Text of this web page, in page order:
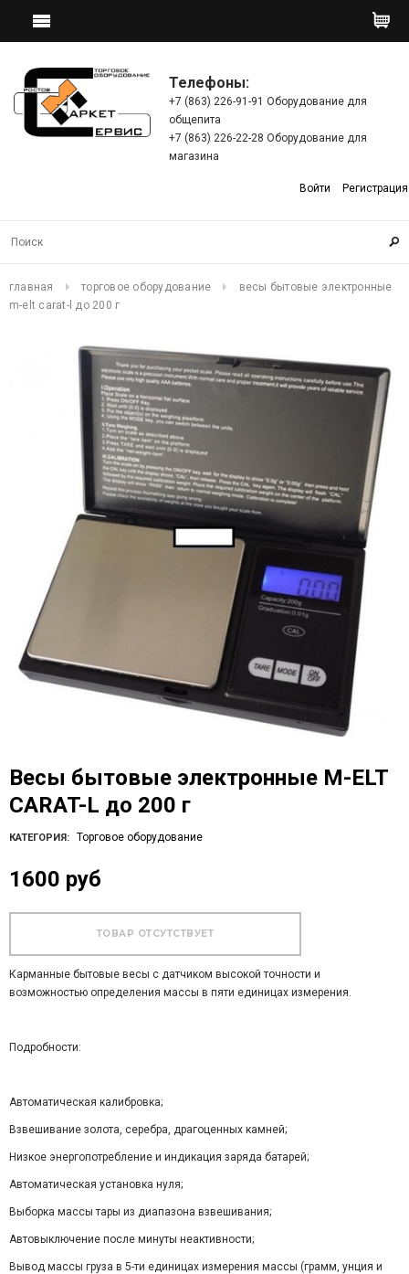
Телефоны:
+7 (863) 226-91-91 Оборудование для
общепита
+7 (863) 226-22-28 Оборудование для
магазина
Войти Регистрация
главная торговое оборудование
весы бытовые электронные
m-elt carat-l до 200 г
Весы бытовые электронные M-ELT
CARAT-L до 200 г
КАТЕГОРИЯ: Торговое оборудование
1600 руб
Карманные бытовые весы с датчиком высокой точности и
возможностью определения массы в пяти единицах измерения.
Подробности:
Автоматическая калибровка;
Взвешивание золота, серебра, драгоценных камней;
Низкое энергопотребление и индикация заряда батарей;
Автоматическая установка нуля;
Выборка массы тары из диапазона взвешивания;
Автовыключение после минуты неактивности;
Вывод массы груза в 5-ти единицах измерения массы (грамм, унция и